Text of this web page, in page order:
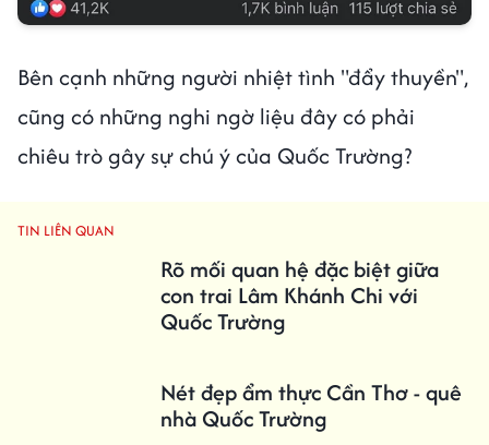
Bên cạnh những người nhiệt tình "đẩy thuyền",
cũng có những nghi ngờ liệu đây có phải
chiêu trò gây sự chú ý của Quốc Trường?
TIN LIÊN QUAN
Rõ mối quan hệ đặc biệt giữa
con trai Lâm Khánh Chi với
Quốc Trường
Nét đẹp ẩm thực Cần Thơ - quê
nhà Quốc Trường